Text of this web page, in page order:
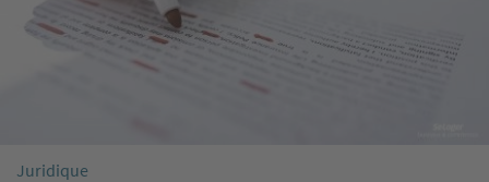
Juridique